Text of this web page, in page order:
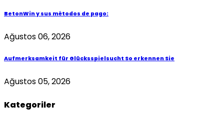
BetonWin y sus métodos de pago:
Ağustos 06, 2026
Aufmerksamkeit für Glücksspielsucht So erkennen Sie
Ağustos 05, 2026
Kategoriler